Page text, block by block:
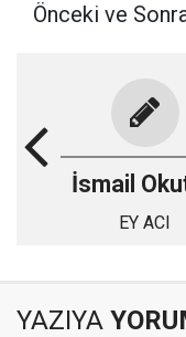
Önceki ve
İsmail
EY ACI
YAZIYA